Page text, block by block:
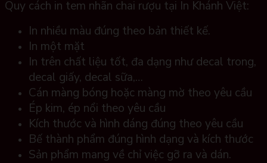
Quy cách in tem nhãn chai rượu tại In Khánh Việt:
In nhiều màu đúng theo bản thiết kế.
In một mặt
In trên chất liệu tốt, đa dạng như decal trong,
decal giấy, decal sữa,…
Cán màng bóng hoặc màng mờ theo yêu cầu
Ép kim, ép nổi theo yêu cầu
Kích thước và hình dáng đúng theo yêu cầu
Bế thành phẩm đúng hình dạng và kích thước
Sản phẩm mang về chỉ việc gỡ ra và dán.